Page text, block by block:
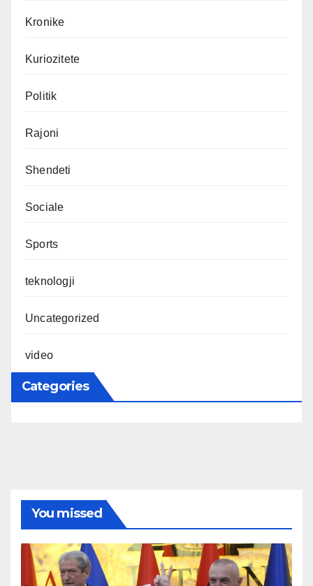
Kronike
Kuriozitete
Politik
Rajoni
Shendeti
Sociale
Sports
teknologji
Uncategorized
video
Categories
You missed